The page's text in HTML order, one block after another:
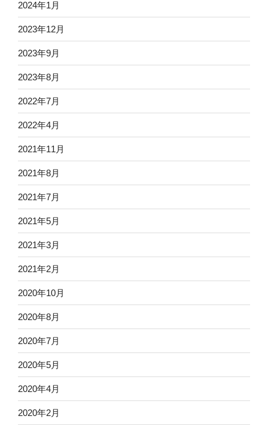
2024年1月
2023年12月
2023年9月
2023年8月
2022年7月
2022年4月
2021年11月
2021年8月
2021年7月
2021年5月
2021年3月
2021年2月
2020年10月
2020年8月
2020年7月
2020年5月
2020年4月
2020年2月